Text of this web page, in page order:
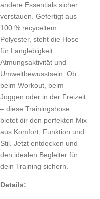
andere Essentials sicher
verstauen. Gefertigt aus
100 % recyceltem
Polyester, steht die Hose
für Langlebigkeit,
Atmungsaktivität und
Umweltbewusstsein. Ob
beim Workout, beim
Joggen oder in der Freizeit
– diese Trainingshose
bietet dir den perfekten Mix
aus Komfort, Funktion und
Stil. Jetzt entdecken und
den idealen Begleiter für
dein Training sichern.
Details: